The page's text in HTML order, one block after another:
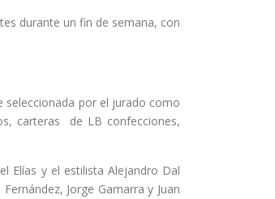
durante un fin de semana, con
por el jurado como
carteras de LB confecciones,
Elías y el estilista Alejandro Dal
Jorge Gamarra y Juan